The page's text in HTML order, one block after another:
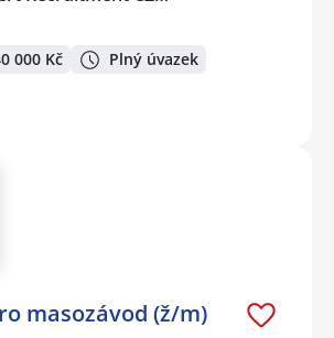
000 Kč Plný úvazek
masozávod (ž/m)